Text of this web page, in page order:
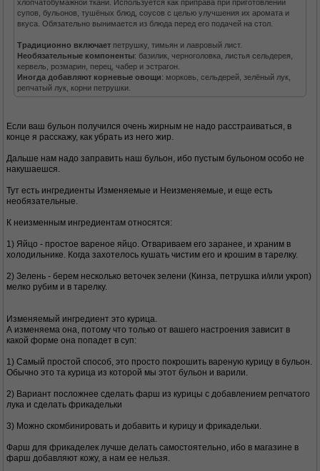
хлопчатобумажной ткани. Используется как приправа при приготовлении
супов, бульонов, тушёных блюд, соусов с целью улучшения их аромата и
вкуса. Обязательно вынимается из блюда перед его подачей на стол.
Традиционно включает петрушку, тимьян и лавровый лист.
Необязательные компоненты: базилик, черноголовка, листья сельдерея,
кервель, розмарин, перец, чабер и эстрагон.
Иногда добавляют корневые овощи: морковь, сельдерей, зелёный лук,
репчатый лук, корни петрушки.
Если ваш бульон получился очень жирным не надо расстраиваться, в
конце я расскажу, как убрать из него жир.
Дальше нам надо заправить наш бульон, ибо пустым бульоном особо не
накушаешся.
Тут есть ингредиенты Изменяемые и Неизменяемые, и еще есть
необязательные.
К неизменным ингредиентам относятся:
1) Яйцо - простое вареное яйцо. Отвариваем его заранее, и храним в
холодильнике. Когда захотелось кушать чистим его и крошим в тарелку.
2) Зелень - берем несколько веточек зелени (Кинза, петрушка и/или укроп)
мелко рубим и в тарелку.
Изменяемый ингредиент это курица.
А изменяема она, потому что только от вашего настроения зависит в
какой форме она попадет в суп:
1) Самый простой способ, это просто покрошить вареную курицу в бульон.
Обычно это та курица из которой мы этот бульон и варили.
2) Вариант посложнее сделать фарш из курицы с добавлением репчатого
лука и сделать фрикадельки
3) Можно скомбинировать и добавить и курицу и фрикадельки.
Фарш для фрикаделек лучше делать самостоятельно, ибо в магазине в
фарш добавляют кожу, а нам ее нельзя.